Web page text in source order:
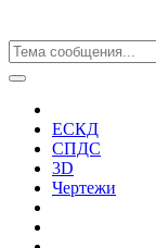
ЕСКД
СПДС
3D
Чертежи